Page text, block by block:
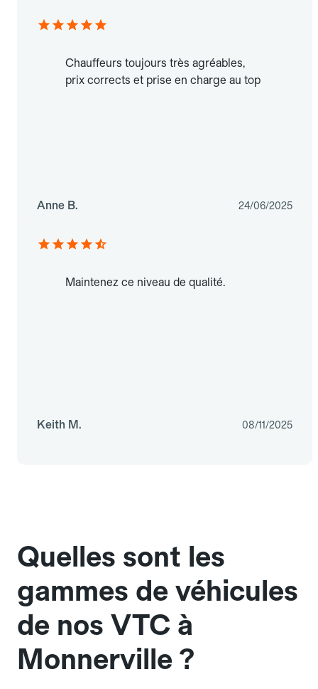
Chauffeurs toujours très agréables,
prix corrects et prise en charge au top
Anne B. 24/06/2025
Maintenez ce niveau de qualité.
Keith M. 08/11/2025
Quelles sont les
gammes de véhicules
de nos VTC à
Monnerville ?